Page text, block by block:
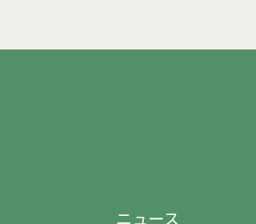
ニュース